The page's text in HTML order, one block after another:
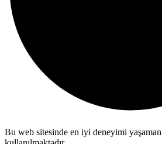
Bu web sitesinde en iyi deneyimi